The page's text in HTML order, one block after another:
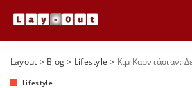
Layout > Blog> Lifestyle > Κιμ Καρντάσιαν: Δεν θέλει καμία σχέση με τον
Lifestyle